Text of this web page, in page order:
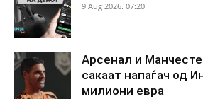
9 Aug 2026. 07:20
Арсенал и
сакаат напаѓач од
милиони евра